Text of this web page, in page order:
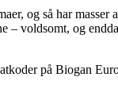
og så har
– voldsomt, og
på Biogan